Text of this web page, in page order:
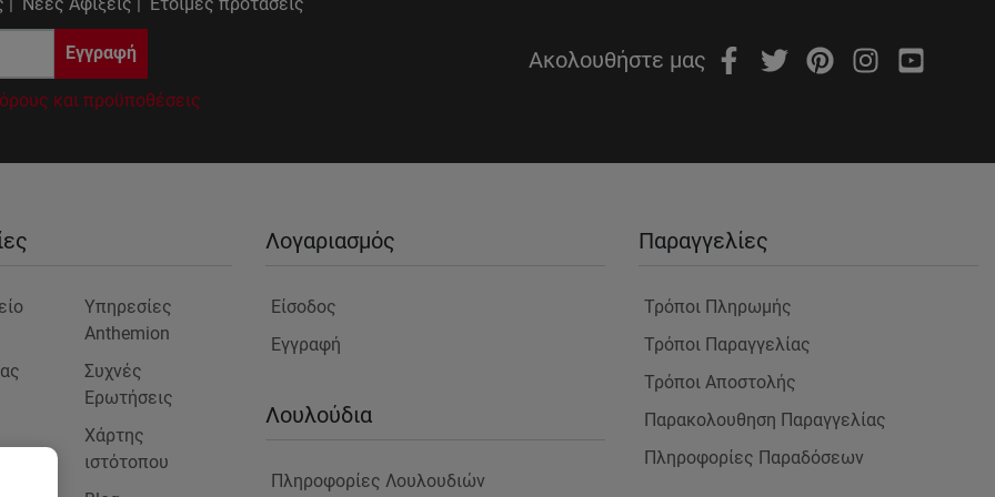
Εγγραφή
όρους και προϋποθέσεις
Ακολουθήστε μας
Υπηρεσίες
Anthemion
Συχνές
Ερωτήσεις
Χάρτης
ιστότοπου
Λογαριασμός
Είσοδος
Εγγραφή
Λουλούδια
Πληροφορίες Λουλουδιών
Παραγγελίες
Τρόποι Πληρωμής
Τρόποι Παραγγελίας
Τρόποι Αποστολής
Παρακολουθηση Παραγγελίας
Πληροφορίες Παραδόσεων